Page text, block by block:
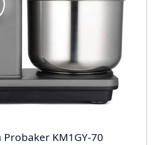
Probaker KM1GY-70